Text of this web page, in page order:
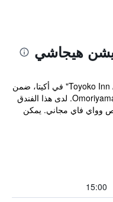
هيجاشي
يقع مكان إقامة "Toyoko Inn Akita-eki Higashi-guchi" في أكيتا، ضمن
300 م من محطة اكيتا و8.8 كم من Omoriyama Zoo. لدى هذا الفندق
خاص وواي فاي مجاني. يمكن
15:00